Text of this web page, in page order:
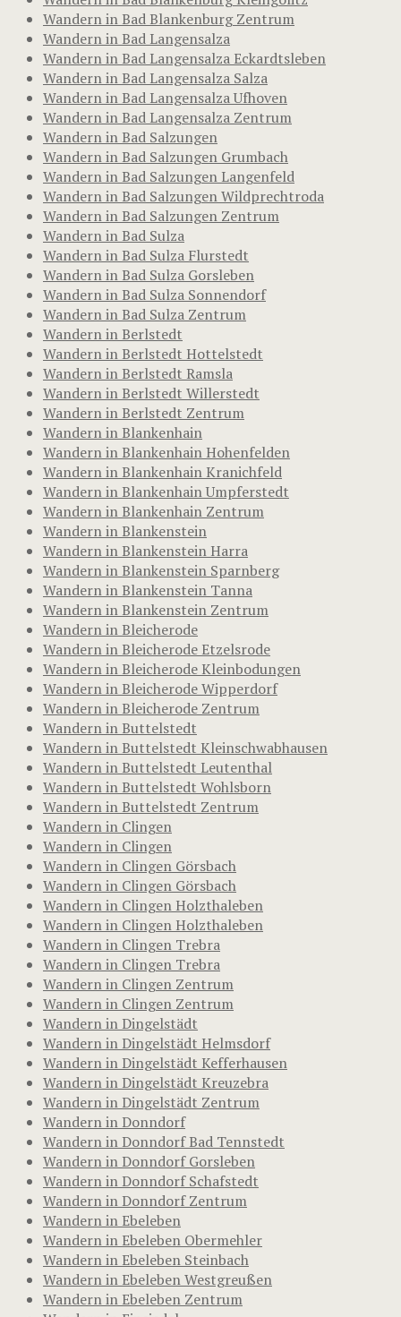
Wandern in Bad Blankenburg Zentrum
Wandern in Bad Langensalza
Wandern in Bad Langensalza Eckardtsleben
Wandern in Bad Langensalza Salza
Wandern in Bad Langensalza Ufhoven
Wandern in Bad Langensalza Zentrum
Wandern in Bad Salzungen
Wandern in Bad Salzungen Grumbach
Wandern in Bad Salzungen Langenfeld
Wandern in Bad Salzungen Wildprechtroda
Wandern in Bad Salzungen Zentrum
Wandern in Bad Sulza
Wandern in Bad Sulza Flurstedt
Wandern in Bad Sulza Gorsleben
Wandern in Bad Sulza Sonnendorf
Wandern in Bad Sulza Zentrum
Wandern in Berlstedt
Wandern in Berlstedt Hottelstedt
Wandern in Berlstedt Ramsla
Wandern in Berlstedt Willerstedt
Wandern in Berlstedt Zentrum
Wandern in Blankenhain
Wandern in Blankenhain Hohenfelden
Wandern in Blankenhain Kranichfeld
Wandern in Blankenhain Umpferstedt
Wandern in Blankenhain Zentrum
Wandern in Blankenstein
Wandern in Blankenstein Harra
Wandern in Blankenstein Sparnberg
Wandern in Blankenstein Tanna
Wandern in Blankenstein Zentrum
Wandern in Bleicherode
Wandern in Bleicherode Etzelsrode
Wandern in Bleicherode Kleinbodungen
Wandern in Bleicherode Wipperdorf
Wandern in Bleicherode Zentrum
Wandern in Buttelstedt
Wandern in Buttelstedt Kleinschwabhausen
Wandern in Buttelstedt Leutenthal
Wandern in Buttelstedt Wohlsborn
Wandern in Buttelstedt Zentrum
Wandern in Clingen
Wandern in Clingen
Wandern in Clingen Görsbach
Wandern in Clingen Görsbach
Wandern in Clingen Holzthaleben
Wandern in Clingen Holzthaleben
Wandern in Clingen Trebra
Wandern in Clingen Trebra
Wandern in Clingen Zentrum
Wandern in Clingen Zentrum
Wandern in Dingelstädt
Wandern in Dingelstädt Helmsdorf
Wandern in Dingelstädt Kefferhausen
Wandern in Dingelstädt Kreuzebra
Wandern in Dingelstädt Zentrum
Wandern in Donndorf
Wandern in Donndorf Bad Tennstedt
Wandern in Donndorf Gorsleben
Wandern in Donndorf Schafstedt
Wandern in Donndorf Zentrum
Wandern in Ebeleben
Wandern in Ebeleben Obermehler
Wandern in Ebeleben Steinbach
Wandern in Ebeleben Westgreußen
Wandern in Ebeleben Zentrum